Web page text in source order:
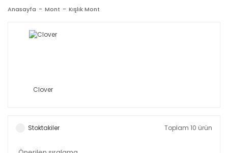
Anasayfa Mont Kışlık Mont
Clover
Stoktakiler Toplam 10 ürün